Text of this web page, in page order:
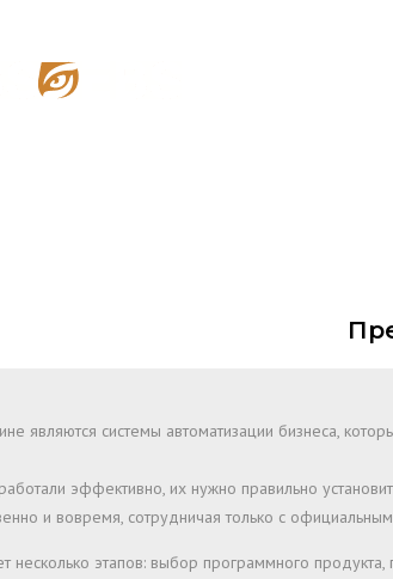
являются системы автоматизации бизнеса,
эффективно, их нужно правильно
и вовремя, сотрудничая только с
несколько этапов: выбор программного